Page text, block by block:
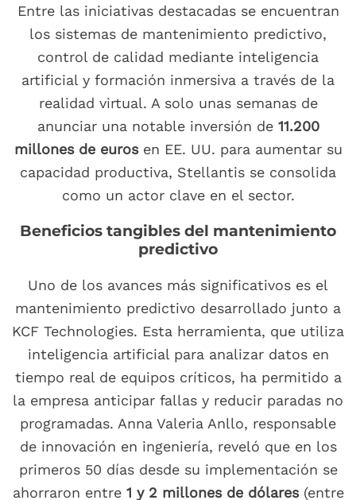
Entre las iniciativas destacadas se encuentran
los sistemas de mantenimiento predictivo,
control de calidad mediante inteligencia
artificial y formación inmersiva a través de la
realidad virtual. A solo unas semanas de
anunciar una notable inversión de 11.200
millones de eurosen EE. UU. para aumentar su
capacidad productiva, Stellantis se consolida
como un actor clave en el sector.
Beneficios tangibles del mantenimiento
predictivo
Uno de los avances más significativos es el
mantenimiento predictivo desarrollado junto a
KCF Technologies. Esta herramienta, que utiliza
inteligencia artificial para analizar datos en
tiempo real de equipos críticos, ha permitido a
la empresa anticipar fallas y reducir paradas no
programadas. Anna Valeria Anllo, responsable
de innovación en ingeniería, reveló que en los
primeros 50 días desde su implementación se
ahorraron entre 1 y 2 millones de dólares(entre